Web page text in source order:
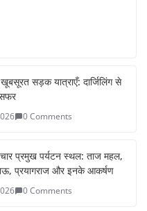
सड़क यात्राएँ: दार्जिलिंग से
0 Comments
प्रमुख पर्यटन स्थल: ताज महल,
प्रयागराज और इनके आकर्षण
0 Comments